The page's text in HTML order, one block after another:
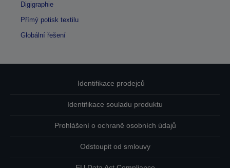
Digigraphie
Přímý potisk textilu
Globální řešení
Identifikace prodejců
Identifikace souladu produktu
Prohlášení o ochraně osobních údajů
Odstoupit od smlouvy